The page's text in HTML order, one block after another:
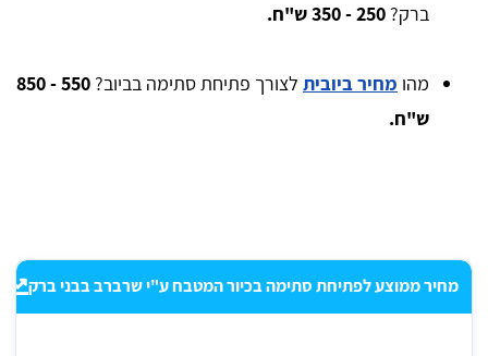
ברק? 250 - 350 ש"ח.
מהו מחיר ביובית לצורך פתיחת סתימה בביוב?
550 - 850
ש"ח.
מחיר ממוצע לפתיחת סתימה בכיור המטבח ע"י שרברב בבני ברק